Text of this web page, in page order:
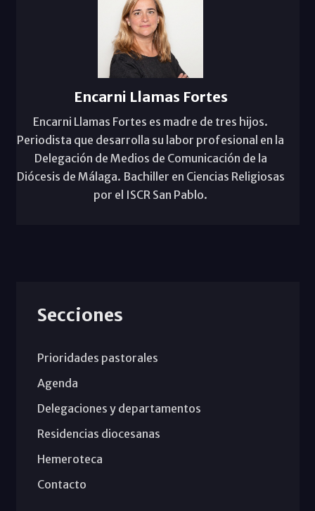
Encarni Llamas Fortes
Encarni Llamas Fortes es madre de tres hijos.
Periodista que desarrolla su labor profesional en la
Delegación de Medios de Comunicación de la
Diócesis de Málaga. Bachiller en Ciencias Religiosas
por el ISCR San Pablo.
Secciones
Prioridades pastorales
Agenda
Delegaciones y departamentos
Residencias diocesanas
Hemeroteca
Contacto